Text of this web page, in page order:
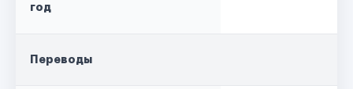
год
Переводы